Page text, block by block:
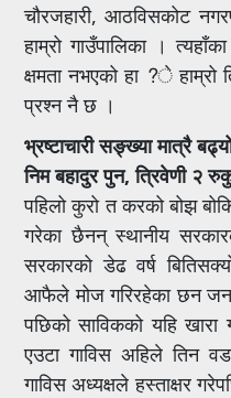
चौरजहारी, आठविसकोट
हाम्रो गाउँपालिका ।
क्षमता नभएको हा ?े हाम्रो
प्रश्न नै छ ।
भ्रष्टाचारी सङ्ख्या मात्रै
निम बहादुर पुन, त्रिवेणी २
पहिलो कुरो त करको बोझ
गरेका छैनन् स्थानीय
सरकारको डेढ वर्ष
आफैले मोज गरिरहेका छन
पछिको साविकको यहि खारा
एउटा गाविस अहिले तिन
गाविस अध्यक्षले हस्ताक्षर